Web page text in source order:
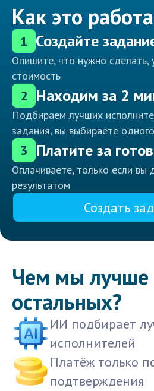
Как это
1 Создайте
Опишите, что нужно сделать,
стоимость
2 Находим за 2
Подбираем лучших
задания, вы выбираете одного
3 Платите за
Оплачиваете, только если вы
результатом
Создать
Чем мы лучше
остальных?
ИИ подбирает
исполнителей
Платёж только
подтверждения